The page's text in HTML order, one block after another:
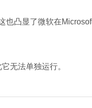
显了微软在Microsoft
无法单独运行。